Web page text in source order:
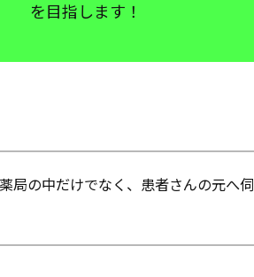
を目指します！
局の中だけでなく、患者さんの元へ